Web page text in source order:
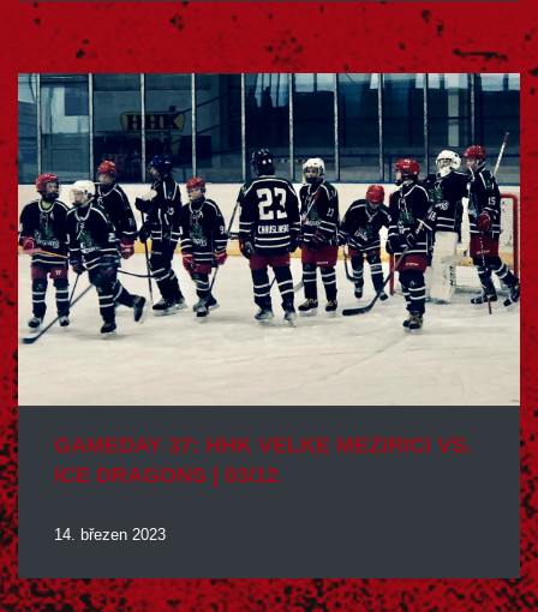
GAMEDAY 37: HHK VELKE MEZIRICI VS.
ICE DRAGONS | 03/12
14. březen 2023